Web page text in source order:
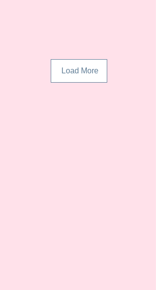
Load More